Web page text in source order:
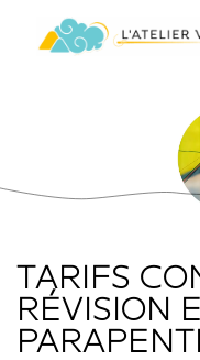
TARIFS
RÉVISION